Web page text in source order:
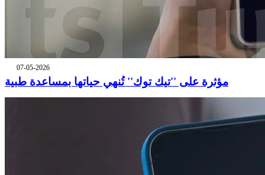
07-05-2026
مؤثرة على ''تيك توك'' تُنهي حياتها بمساعدة طبية